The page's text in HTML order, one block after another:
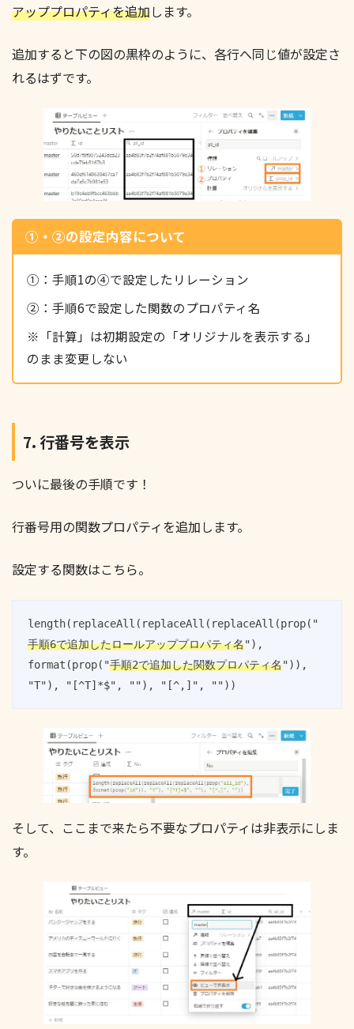
アッププロパティを追加します。
追加すると下の図の黒枠のように、各行へ同じ値が設定さ
れるはずです。
①・②の設定内容について
①：手順1の④で設定したリレーション
②：手順6で設定した関数のプロパティ名
※「計算」は初期設定の「オリジナルを表示する」
のまま変更しない
7. 行番号を表示
ついに最後の手順です！
行番号用の関数プロパティを追加します。
設定する関数はこちら。
length(replaceAll(replaceAll(replaceAll(prop("
手順6で追加したロールアッププロパティ名"),
format(prop("手順2で追加した関数プロパティ名")),
"T"), "[^T]*$", ""), "[^,]", ""))
そして、ここまで来たら不要なプロパティは非表示にしま
す。